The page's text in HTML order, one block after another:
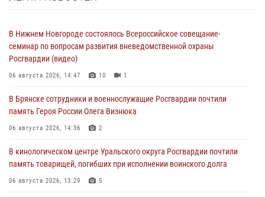
В Нижнем Новгороде состоялось Всероссийское совещание-
семинар по вопросам развития вневедомственной охраны
Росгвардии (видео)
06 августа 2026, 14:47 10 1
В Брянске сотрудники и военнослужащие Росгвардии почтили
память Героя России Олега Визнюка
06 августа 2026, 14:36 2
В кинологическом центре Уральского округа Росгвардии почтили
память товарищей, погибших при исполнении воинского долга
06 августа 2026, 13:29 5